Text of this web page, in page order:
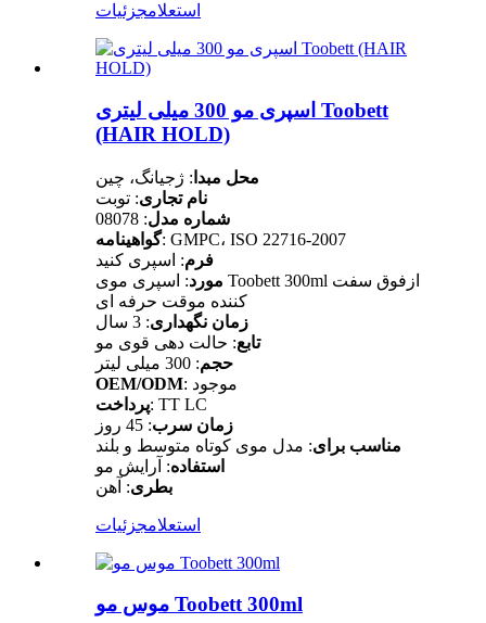
استعلامجزئیات
اسپری مو 300 میلی لیتری Toobett
(HAIR HOLD)
محل مبدا : ژجیانگ، چین
نام تجاری: توبت
شماره مدل: 08078
گواهینامه: GMPC، ISO 22716-2007
فرم: اسپری کنید
مورد
: اسپری موی Toobett 300ml از فوق سفت
کننده موقت حرفه ای
زمان نگهداری: 3 سال
تابع: حالت دهی قوی مو
حجم: 300 میلی لیتر
OEM/ODM : موجود
پرداخت: TT LC
زمان سرب: 45 روز
مناسب برای: مدل موی کوتاه متوسط ​​و بلند
استفاده: آرایش مو
بطری: آهن
استعلامجزئیات
موس مو Toobett 300ml